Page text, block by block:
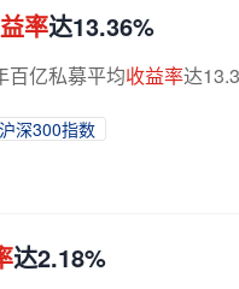
率达13.36%
百亿私募平均收益率达
沪深300指数
达2.18%